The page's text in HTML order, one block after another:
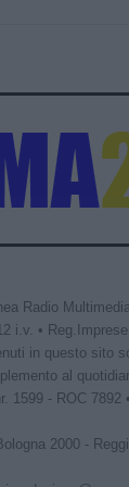
Radio
i.v. •
in questo sito
al
1599 - ROC 7892 •
2000 -